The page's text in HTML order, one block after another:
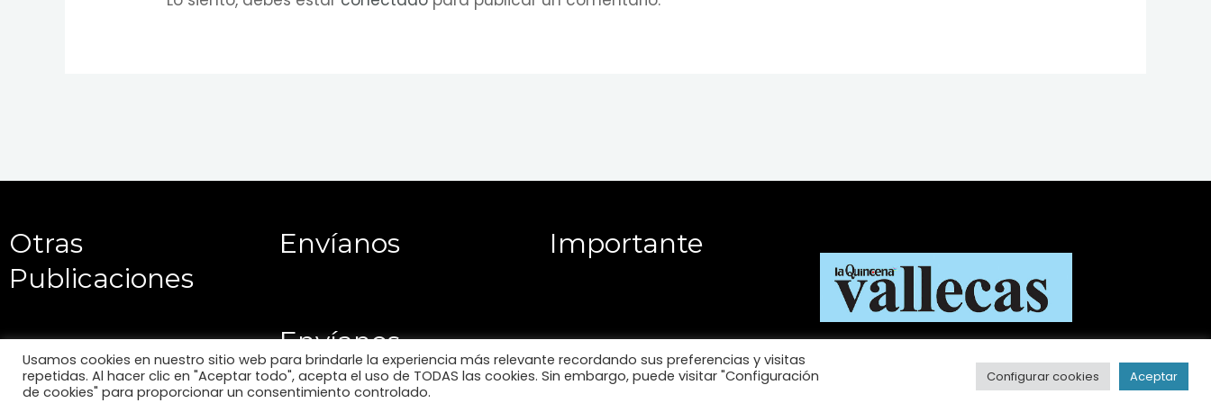
Otras
Publicaciones
Envíanos
Envíanos
Importante
Usamos cookies en nuestro sitio web para brindarle la experiencia más relevante recordando sus preferencias y visitas
repetidas. Al hacer clic en "Aceptar todo", acepta el uso de TODAS las cookies. Sin embargo, puede visitar "Configuración
de cookies" para proporcionar un consentimiento controlado.
Configurar cookies Aceptar